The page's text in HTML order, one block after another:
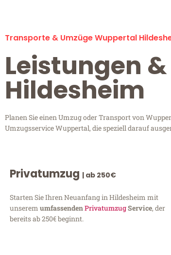
Transporte & Umzüge Wuppertal
Leistungen
Hildesheim
Planen Sie einen Umzug oder Transport von
Umzugsservice Wuppertal, die speziell darauf
Privatumzug | ab 250€
Starten Sie Ihren Neuanfang in Hildesheim mit
unserem umfassendenPrivatumzugService, der
bereits ab 250€ beginnt.